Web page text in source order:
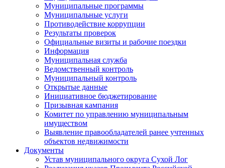
Муниципальные программы
Муниципальные услуги
Противодействие коррупции
Результаты проверок
Официальные визиты и рабочие поездки
Информация
Муниципальная служба
Ведомственный контроль
Муниципальный контроль
Открытые данные
Инициативное бюджетирование
Призывная кампания
Комитет по управлению муниципальным
имуществом
Выявление правообладателей ранее учтенных
объектов недвижимости
Документы
Устав муниципального округа Сухой Лог